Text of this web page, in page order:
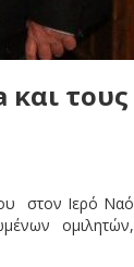
και τους
στον Ιερό Ναό
ομιλητών,